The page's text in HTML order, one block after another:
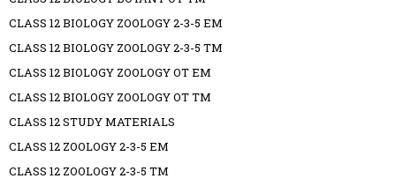
CLASS 12 BIOLOGY ZOOLOGY 2-3-5 EM
CLASS 12 BIOLOGY ZOOLOGY 2-3-5 TM
CLASS 12 BIOLOGY ZOOLOGY OT EM
CLASS 12 BIOLOGY ZOOLOGY OT TM
CLASS 12 STUDY MATERIALS
CLASS 12 ZOOLOGY 2-3-5 EM
CLASS 12 ZOOLOGY 2-3-5 TM